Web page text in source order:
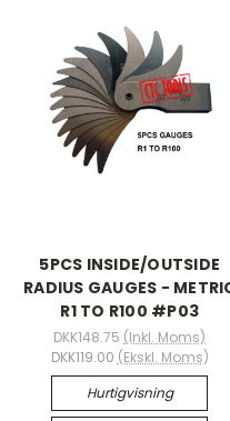
5PCS INSIDE/OUTSIDE
RADIUS GAUGES -
R1 TO R100 #P03
DKK148.75 (Inkl. Moms)
DKK119.00 (Ekskl. Moms)
Hurtigvisning